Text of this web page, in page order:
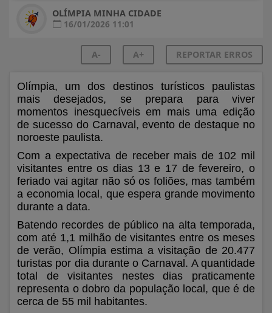
OLÍMPIA MINHA CIDADE
16/01/2026 11:01
A- A+ REPORTAR ERROS
Olímpia, um dos destinos turísticos paulistas
mais desejados, se prepara para viver
momentos inesquecíveis em mais uma edição
de sucesso do Carnaval, evento de destaque no
noroeste paulista.
Com a expectativa de receber mais de 102 mil
visitantes entre os dias 13 e 17 de fevereiro, o
feriado vai agitar não só os foliões, mas também
a economia local, que espera grande movimento
durante a data.
Batendo recordes de público na alta temporada,
com até 1,1 milhão de visitantes entre os meses
de verão, Olímpia estima a visitação de 20.477
turistas por dia durante o Carnaval. A quantidade
total de visitantes nestes dias praticamente
representa o dobro da população local, que é de
cerca de 55 mil habitantes.